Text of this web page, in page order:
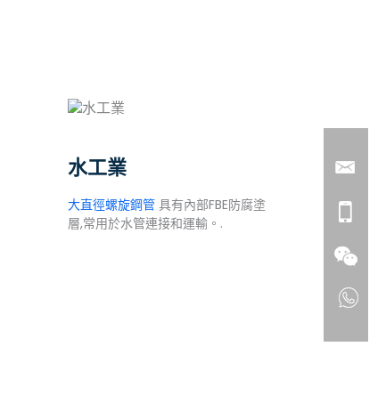
水工業
大直徑螺旋鋼管 具有內部FBE防腐塗
層,常用於水管連接和運輸。.